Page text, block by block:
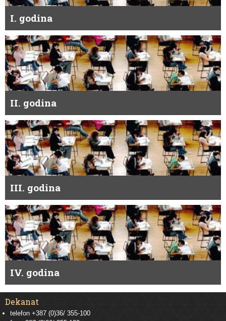
I. godina
II. godina
III. godina
IV. godina
Dekanat
telefon +387 (0)36/ 355-100